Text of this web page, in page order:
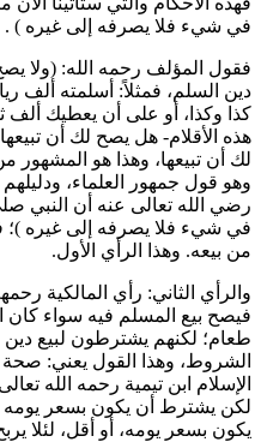
في شيء فلا يصرفه إلى غيره ) .
فقول المؤلف رحمه الله: (ولا
دين السلم، فمثلاً: أسلمته ألف
كذا وكذا، أو على أن يعطيك ألف
هذه الأقلام- هل يصح لك أن
لك أن تبيعها، وهذا هو المشهور
وهو قول جمهور العلماء،
رضي الله تعالى عنه أن النبي
في شيء فلا يصرفه إلى غيره )؛
من بيعه. وهذا الرأي الأول.
والرأي الثاني: رأي المالكية
فيصح بيع المسلم فيه سواء كان
طعام؛ لكنهم يشترطون لبيع
الشروط، وهذا القول يعني:
الإسلام ابن تيمية رحمه الله
لكن يشترط أن يكون بسعر يومه
يكون بسعر يومه، أو أقل، لئلا